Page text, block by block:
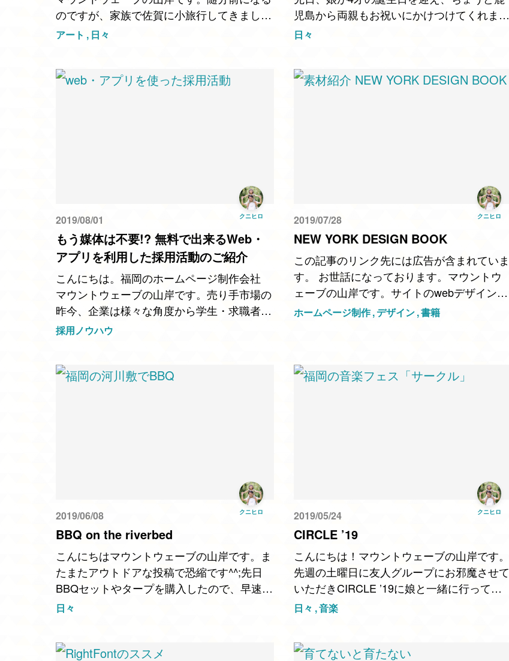
のですが、家族で佐賀に小旅行してきまし
た。主な目的は御船山楽園で開催中の「チー
アート 日々
児島から両親もお祝いにかけつけてくれまし
たので、以前からサイト制作でお世話になっ
日々
クニヒロ
2019/08/01
もう媒体は不要!? 無料で出来るWeb・
アプリを利用した採用活動のご紹介
こんにちは。福岡のホームページ制作会社
マウントウェーブの山岸です。売り手市場の
昨今、企業は様々な角度から学生・求職者に
アピールしているかと思います。一説による
採用ノウハウ
クニヒロ
2019/07/28
NEW YORK DESIGN BOOK
この記事のリンク先には広告が含まれていま
す。 お世話になっております。マウントウ
ェーブの山岸です。サイトのwebデザイン、
雑誌やチラシデザインなどに便利な素材集の
ホームページ制作 デザイン 書籍
クニヒロ
2019/06/08
BBQ on the riverbed
こんにちはマウントウェーブの山岸です。ま
たまたアウトドアな投稿で恐縮です^^;先日
BBQセットやタープを購入したので、早速、
タープ設営の練習も兼ねて家の近くの河川敷
日々
クニヒロ
2019/05/24
CIRCLE ’19
こんにちは！マウントウェーブの山岸です。
先週の土曜日に友人グループにお邪魔させて
いただきCIRCLE ’19に娘と一緒に行ってき
ました。 土日は予報では「滝のような雨が
日々 音楽